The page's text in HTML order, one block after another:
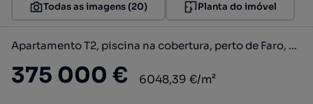
Todas as imagens (20) Planta do imóvel
Apartamento T2, piscina na cobertura, perto de Faro, Algarve
375 000 € 6048,39 €/m²